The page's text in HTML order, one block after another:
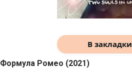
В закладки
Формула Ромео (2021)